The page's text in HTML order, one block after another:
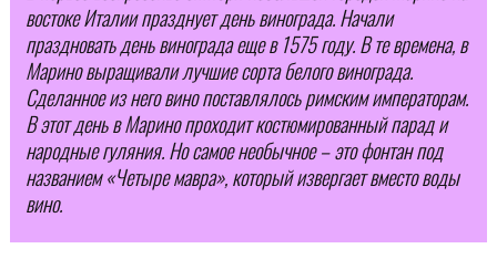
востоке Италии празднует день винограда. Начали
праздновать день винограда еще в 1575 году. В те времена, в
Марино выращивали лучшие сорта белого винограда.
Сделанное из него вино поставлялось римским императорам.
В этот день в Марино проходит костюмированный парад и
народные гуляния. Но самое необычное – это фонтан под
названием «Четыре мавра», который извергает вместо воды
вино.